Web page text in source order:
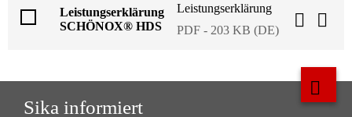
Leistungserklärung
SCHÖNOX® HDS
Leistungserklärung
PDF - 203 KB (DE)
Sika informiert